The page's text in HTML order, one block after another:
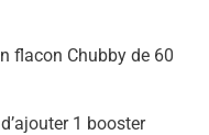
flacon Chubby de 60
1 booster